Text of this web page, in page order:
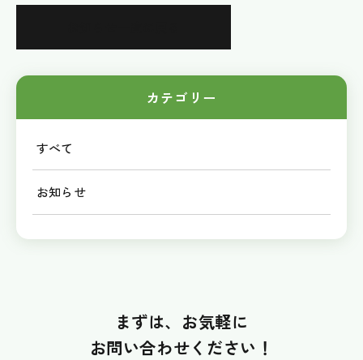
カテゴリー
すべて
お知らせ
まずは、お気軽に
お問い合わせください！